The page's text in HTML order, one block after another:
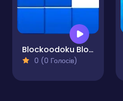
Blockoodoku Block Puzzle
0 (0 Голосів)